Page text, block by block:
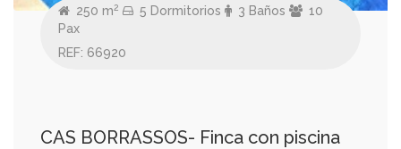
250 m2 5 Dormitorios 3 Baños
10
Pax
REF: 66920
CAS BORRASSOS- Finca con piscina